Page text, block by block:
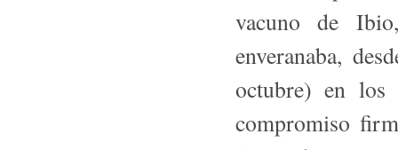
vacuno de
enveranaba,
octubre) en los
compromiso